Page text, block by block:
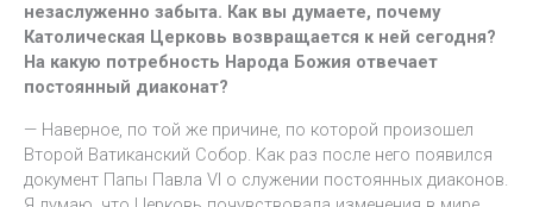
незаслуженно забыта. Как вы думаете, почему
Католическая Церковь возвращается к ней сегодня?
На какую потребность Народа Божия отвечает
постоянный диаконат?
— Наверное, по той же причине, по которой произошел
Второй Ватиканский Собор. Как раз после него появился
документ Папы Павла VI о служении постоянных диаконов.